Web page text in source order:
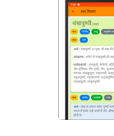
पिछला